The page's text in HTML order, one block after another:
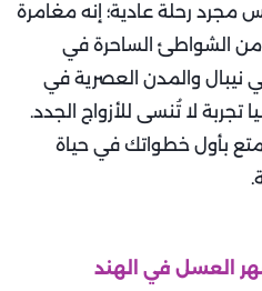
مجرد رحلة عادية؛ إنه مغامرة
الشواطئ الساحرة في
في نيبال والمدن العصرية في
لا تُنسى للأزواج الجدد.
بأول خطواتك في حياة
العسل في الهند